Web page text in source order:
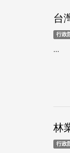
台
行政
...
林
行政